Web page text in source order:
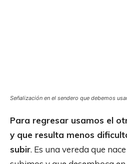
Señalización en el sendero que debemos
Para regresar usamos el
y que resulta menos
subir. Es una vereda que